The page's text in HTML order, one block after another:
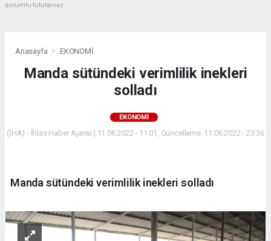
sorumlu tutulamaz.
Anasayfa EKONOMİ
Manda sütündeki verimlilik inekleri
solladı
EKONOMİ
(İHA) - İhlas Haber Ajansı | 11.06.2022 - 11:01, Güncelleme: 11.06.2022 - 23:36
Manda sütündeki verimlilik inekleri solladı